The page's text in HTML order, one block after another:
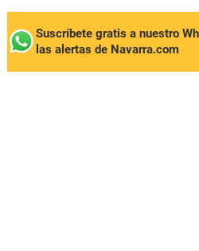
Suscríbete gratis a nuestro
las alertas de Navarra.com